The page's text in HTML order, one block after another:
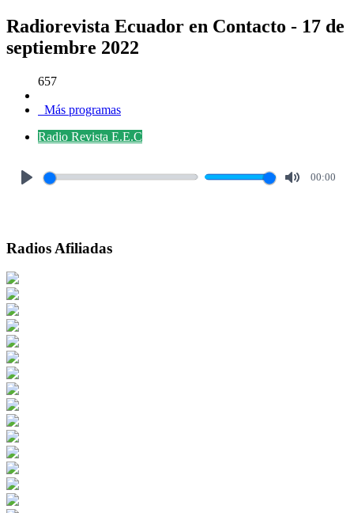
Radiorevista Ecuador en Contacto - 17 de
septiembre 2022
657
Más programas
Radio Revista E.E.C
00:00
Radios Afiliadas